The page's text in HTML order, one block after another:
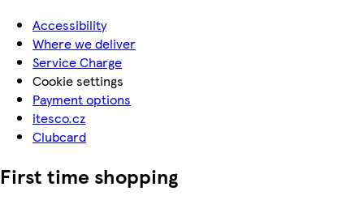
Accessibility
Where we deliver
Service Charge
Cookie settings
Payment options
itesco.cz
Clubcard
First time shopping